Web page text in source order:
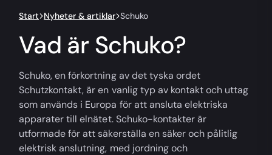
Start Nyheter & artiklar Schuko
Vad är Schuko?
Schuko, en förkortning av det tyska ordet
Schutzkontakt, är en vanlig typ av kontakt och uttag
som används i Europa för att ansluta elektriska
apparater till elnätet. Schuko-kontakter är
utformade för att säkerställa en säker och pålitlig
elektrisk anslutning, med jordning och